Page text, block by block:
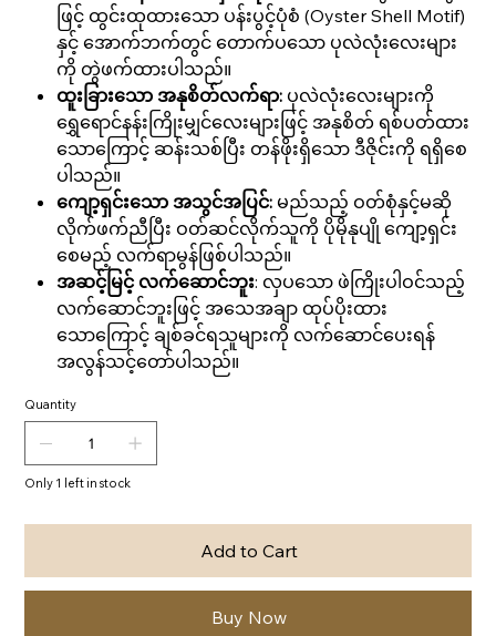
ဖြင့် ထွင်းထုထားသော ပန်းပွင့်ပုံစံ (Oyster Shell Motif)
နှင့် အောက်ဘက်တွင် တောက်ပသော ပုလဲလုံးလေးများ
ကို တွဲဖက်ထားပါသည်။
ထူးခြားသော အနုစိတ်လက်ရာ: ပုလဲလုံးလေးများကို
ရွှေရောင်နန်းကြိုးမျှင်လေးများဖြင့် အနုစိတ် ရစ်ပတ်ထား
သောကြောင့် ဆန်းသစ်ပြီး တန်ဖိုးရှိသော ဒီဇိုင်းကို ရရှိစေ
ပါသည်။
ကျော့ရှင်းသော အသွင်အပြင်: မည်သည့် ဝတ်စုံနှင့်မဆို
လိုက်ဖက်ညီပြီး ဝတ်ဆင်လိုက်သူကို ပိုမိုနုပျို ကျော့ရှင်း
စေမည့် လက်ရာမွန်ဖြစ်ပါသည်။
အဆင့်မြင့် လက်ဆောင်ဘူး: လှပသော ဖဲကြိုးပါဝင်သည့်
လက်ဆောင်ဘူးဖြင့် အသေအချာ ထုပ်ပိုးထား
သောကြောင့် ချစ်ခင်ရသူများကို လက်ဆောင်ပေးရန်
အလွန်သင့်တော်ပါသည်။
Quantity
Only 1 left in stock
Add to Cart
Buy Now